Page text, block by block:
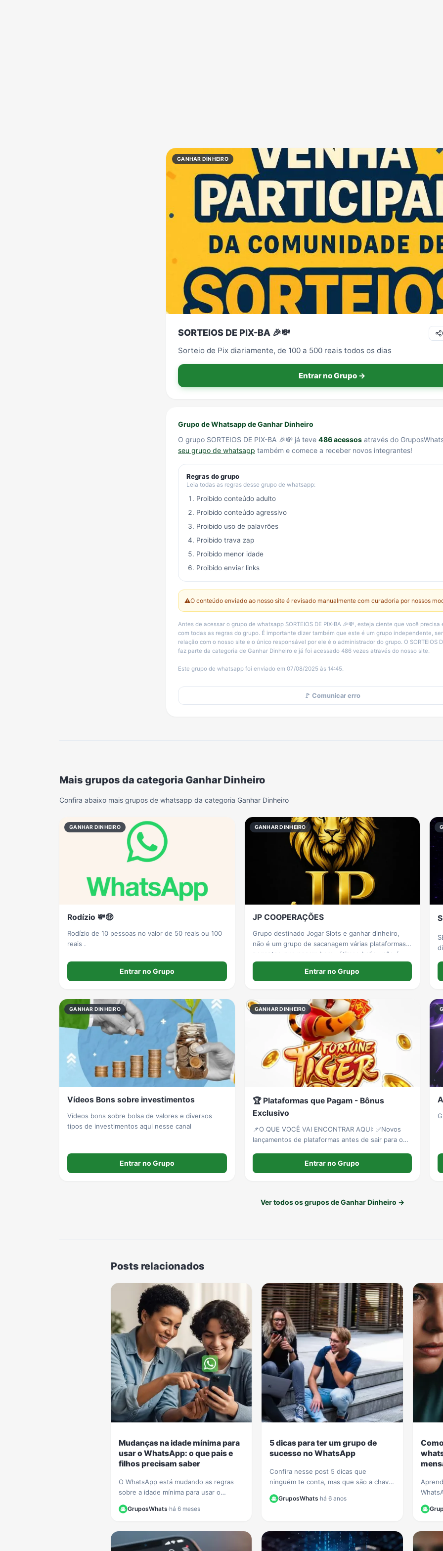
GANHAR DINHEIRO
SORTEIOS DE PIX-BA 🎉💸
Sorteio de Pix diariamente, de 100 a 500 reais todos os dias
Entrar no Grupo →
Grupo de Whatsapp de Ganhar Dinheiro
O grupo SORTEIOS DE PIX-BA 🎉💸 já teve 486 acessos através do
seu grupo de whatsapp também e comece a receber novos integrantes!
Regras do grupo
Leia todas as regras desse grupo de whatsapp:
Proibido conteúdo adulto
Proibido conteúdo agressivo
Proibido uso de palavrões
Proibido trava zap
Proibido menor idade
Proibido enviar links
⚠️O conteúdo enviado ao nosso site é revisado manualmente com curadoria por nossos
Antes de acessar o grupo de whatsapp SORTEIOS DE PIX-BA 🎉💸, esteja ciente que você precisa
com todas as regras do grupo. É importante dizer também que este é um grupo independente,
relação com o nosso site e o único responsável por ele é o administrador do grupo. O SORTEIOS
faz parte da categoria de Ganhar Dinheiro e já foi acessado 486 vezes através do nosso site.
Este grupo de whatsapp foi enviado em 07/08/2025 às 14:45.
🚩 Comunicar erro
Mais grupos da categoria Ganhar Dinheiro
Confira abaixo mais grupos de whatsapp da categoria Ganhar Dinheiro
GANHAR DINHEIRO
Rodízio 💸🤑
Rodízio de 10 pessoas no valor de 50 reais ou 100
reais .
Entrar no Grupo
GANHAR DINHEIRO
JP COOPERAÇÕES
Grupo destinado Jogar Slots e ganhar dinheiro,
não é um grupo de sacanagem várias plataformas
pagantes que pagam bem , ótimos baús , não é
grupo de sacanagem, se for entrar no grupo pra
colocar vídeo sacanagem vai ser expulso, é um
Entrar no Grupo
GANHAR DINHEIRO
Vídeos Bons sobre investimentos
Vídeos bons sobre bolsa de valores e diversos
tipos de investimentos aqui nesse canal
Entrar no Grupo
GANHAR DINHEIRO
🏆 Plataformas que Pagam - Bônus
Exclusivo
📌O QUE VOCÊ VAI ENCONTRAR AQUI: ✅Novos
lançamentos de plataformas antes de sair para o
✅Análises honestas sobre cada plataforma
Entrar no Grupo
Ver todos os grupos de Ganhar Dinheiro →
Posts relacionados
Mudanças na idade mínima para
usar o WhatsApp: o que pais e
filhos precisam saber
O WhatsApp está mudando as regras
sobre a idade mínima para usar o
sistema de contas supervisionadas para
GruposWhats·há 6 meses
5 dicas para ter um grupo de
sucesso no WhatsApp
Confira nesse post 5 dicas que
ninguém te conta, mas que são a chave
muitos participantes no WhatsApp.
GruposWhats·há 6 anos
falsas